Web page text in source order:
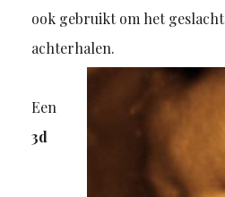
ook gebruikt om het
achterhalen.
Een
3d